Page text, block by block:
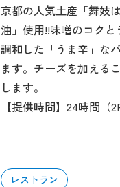
京都の人気土産「舞妓
油」使用!!味噌のコク
調和した「うま辛」な
ます。チーズを加える
します。
【提供時間】24時間（
レストラン